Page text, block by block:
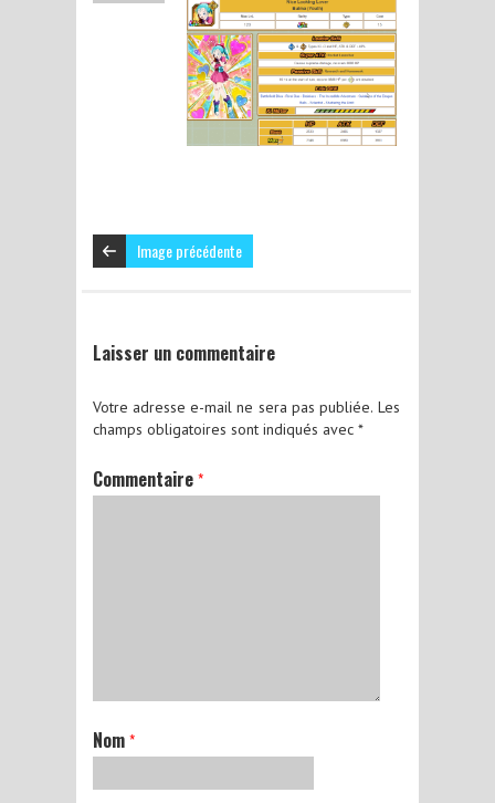
Image précédente
Laisser un commentaire
Votre adresse e-mail ne sera pas publiée. Les
champs obligatoires sont indiqués avec *
Commentaire *
Nom *